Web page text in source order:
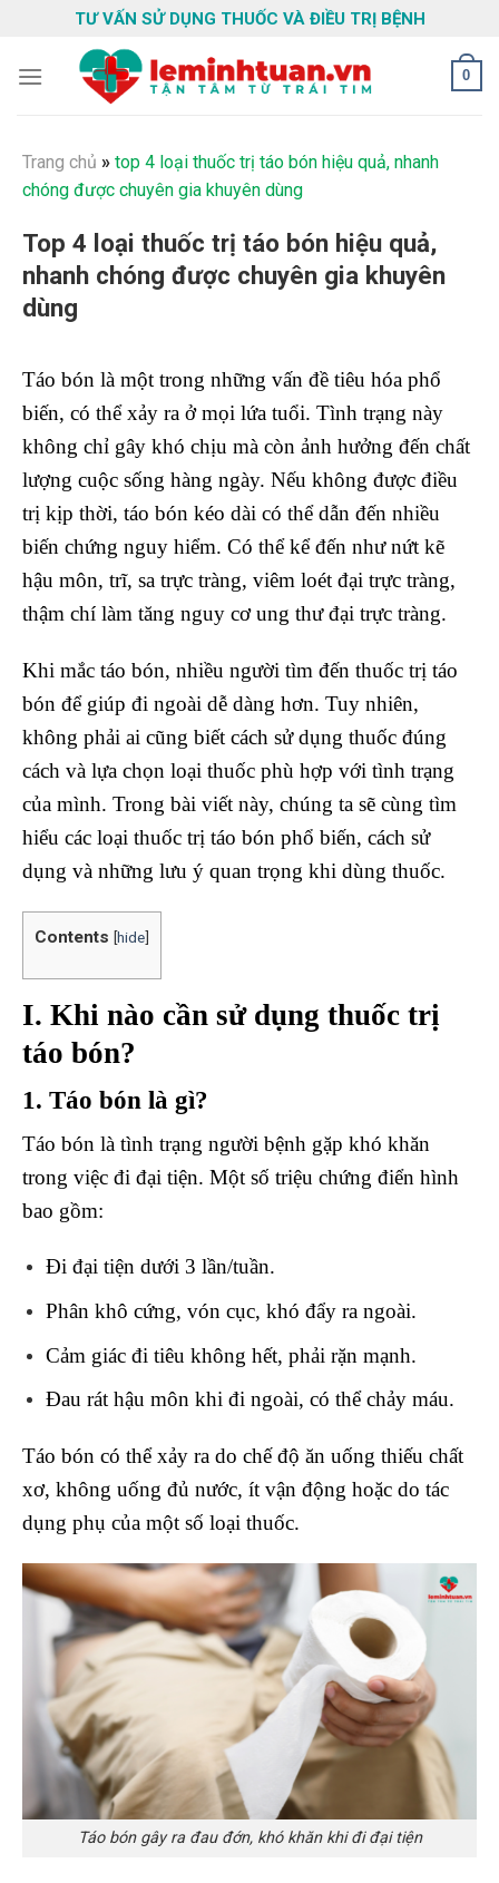
content
TƯ VẤN SỬ DỤNG THUỐC VÀ ĐIỀU TRỊ BỆNH
0
Trang chủ » top 4 loại thuốc trị táo bón hiệu quả, nhanh
chóng được chuyên gia khuyên dùng
Top 4 loại thuốc trị táo bón hiệu quả,
nhanh chóng được chuyên gia khuyên
dùng
Táo bón là một trong những vấn đề tiêu hóa phổ
biến, có thể xảy ra ở mọi lứa tuổi. Tình trạng này
không chỉ gây khó chịu mà còn ảnh hưởng đến chất
lượng cuộc sống hàng ngày. Nếu không được điều
trị kịp thời, táo bón kéo dài có thể dẫn đến nhiều
biến chứng nguy hiểm. Có thể kể đến như nứt kẽ
hậu môn, trĩ, sa trực tràng, viêm loét đại trực tràng,
thậm chí làm tăng nguy cơ ung thư đại trực tràng.
Khi mắc táo bón, nhiều người tìm đến thuốc trị táo
bón để giúp đi ngoài dễ dàng hơn. Tuy nhiên,
không phải ai cũng biết cách sử dụng thuốc đúng
cách và lựa chọn loại thuốc phù hợp với tình trạng
của mình. Trong bài viết này, chúng ta sẽ cùng tìm
hiểu các loại thuốc trị táo bón phổ biến, cách sử
dụng và những lưu ý quan trọng khi dùng thuốc.
Contents [hide]
I. Khi nào cần sử dụng thuốc trị
táo bón?
1. Táo bón là gì?
Táo bón là tình trạng người bệnh gặp khó khăn
trong việc đi đại tiện. Một số triệu chứng điển hình
bao gồm:
Đi đại tiện dưới 3 lần/tuần.
Phân khô cứng, vón cục, khó đẩy ra ngoài.
Cảm giác đi tiêu không hết, phải rặn mạnh.
Đau rát hậu môn khi đi ngoài, có thể chảy máu.
Táo bón có thể xảy ra do chế độ ăn uống thiếu chất
xơ, không uống đủ nước, ít vận động hoặc do tác
dụng phụ của một số loại thuốc.
Táo bón gây ra đau đớn, khó khăn khi đi đại tiện